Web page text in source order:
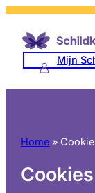
naar
Mijn
Home »
Cookies